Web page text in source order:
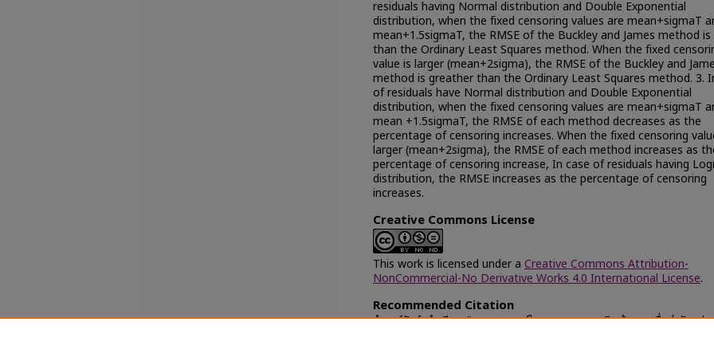
residuals having Normal distribution and Double Exponential
distribution, when the fixed censoring values are mean+sigmaT
mean+1.5sigmaT, the RMSE of the Buckley and James method is
than the Ordinary Least Squares method. When the fixed
value is larger (mean+2sigma), the RMSE of the Buckley and
method is greather than the Ordinary Least Squares method. 3.
of residuals have Normal distribution and Double Exponential
distribution, when the fixed censoring values are mean+sigmaT
mean +1.5sigmaT, the RMSE of each method decreases as the
percentage of censoring increases. When the fixed censoring
larger (mean+2sigma), the RMSE of each method increases as
percentage of censoring increase, In case of residuals having
distribution, the RMSE increases as the percentage of censoring
increases.
Creative Commons License
This work is licensed under a Creative Commons Attribution-
NonCommercial-No Derivative Works 4.0 International License.
Recommended Citation
จำนงค์รักษ์, จำเนียน, "การพยากรณ์ในสมการถดถอยเชิงเส้นพหุ เมื่อค่าตัวแป